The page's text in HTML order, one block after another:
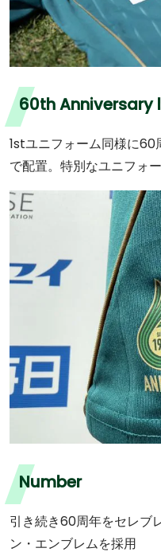
60th Anniversary
1stユニフォーム同様に60
で配置。特別なユニフォ
Number
引き続き60周年をセレブ
ン・エンブレムを採用